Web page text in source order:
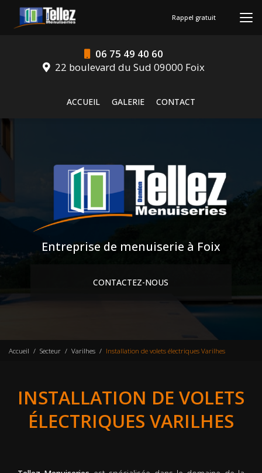
contenu
06 75 49 40 60
22 boulevard du Sud 09000 Foix
ACCUEIL
GALERIE CONTACT
Rappel gratuit
Entreprise de menuiserie à Foix
CONTACTEZ-NOUS
Accueil Secteur Varilhes Installation de volets électriques Varilhes
INSTALLATION DE VOLETS
ÉLECTRIQUES VARILHES